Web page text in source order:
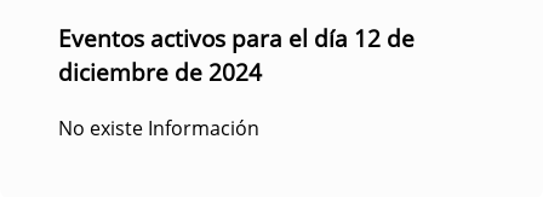
Eventos activos para el día 12 de
diciembre de 2024
No existe Información